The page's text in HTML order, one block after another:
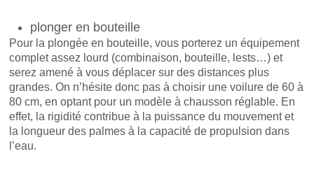
plonger en bouteille
Pour la plongée en bouteille, vous porterez un équipement
complet assez lourd (combinaison, bouteille, lests…) et
serez amené à vous déplacer sur des distances plus
grandes. On n’hésite donc pas à choisir une voilure de 60 à
80 cm, en optant pour un modèle à chausson réglable. En
effet, la rigidité contribue à la puissance du mouvement et
la longueur des palmes à la capacité de propulsion dans
l’eau.